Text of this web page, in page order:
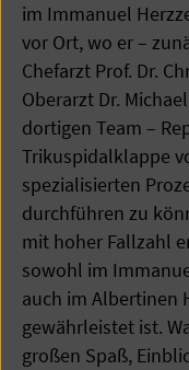
im Immanuel
vor Ort, wo er –
Chefarzt Prof. Dr.
Oberarzt Dr.
dortigen Team –
Trikuspidalklappe
spezialisierten
durchführen zu
mit hoher Fallzahl
sowohl im
auch im Albertinen
gewährleistet ist.
großen Spaß,